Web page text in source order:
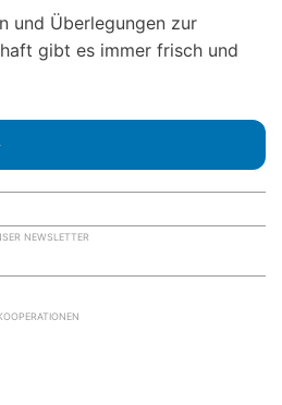
und Überlegungen zur
gibt es immer frisch und
NEWSLETTER